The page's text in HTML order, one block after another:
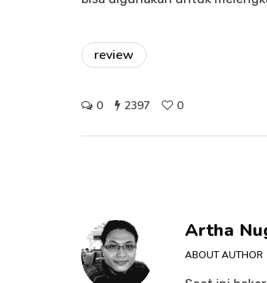
review
0 2397 0
Artha
ABOUT AUTHOR